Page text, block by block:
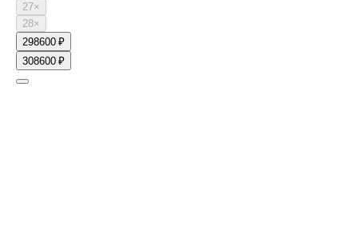
27×
28×
298600 ₽
308600 ₽